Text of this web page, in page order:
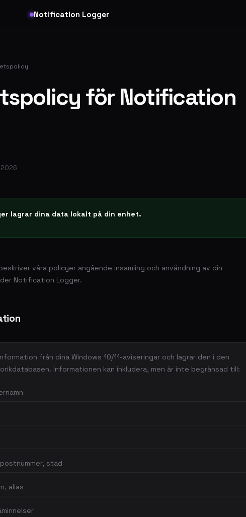
Notification Logger
för Notification
lagrar dina data lokalt på din enhet.
våra policyer angående insamling och användning av din
Notification Logger.
från dina Windows 10/11-aviseringar och lagrar den i den
Informationen kan inkludera, men är inte begränsad till:
stad
alias